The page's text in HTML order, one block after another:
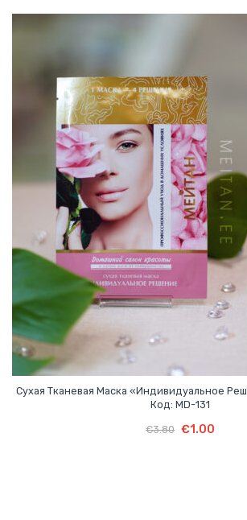
Сухая Тканевая Маска «Индивидуальное
Код: MD-131
€3.80 €1.00
цена
Текущая
цена: